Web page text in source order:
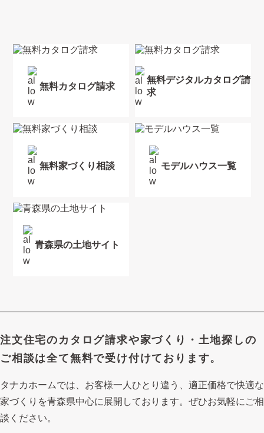
無料カタログ請求
無料デジタルカタログ請
求
無料家づくり相談 モデルハウス一覧
青森県の土地サイト
注文住宅のカタログ請求や家づくり・土地探しの
ご相談は全て無料で受け付けております。
タナカホームでは、お客様一人ひとり違う、適正価格で快適な
家づくり を青森県中心に展開しております。ぜひお気軽にご相
談ください。